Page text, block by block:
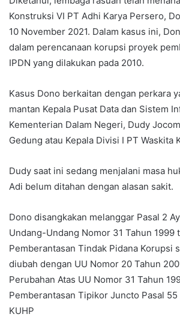
Konstruksi VI PT Adhi Karya Persero,
10 November 2021. Dalam kasus ini,
dalam perencanaan korupsi proyek
IPDN yang dilakukan pada 2010.
Kasus Dono berkaitan dengan perkara
mantan Kepala Pusat Data dan Sistem
Kementerian Dalam Negeri, Dudy
Gedung atau Kepala Divisi I PT Waskita
Dudy saat ini sedang menjalani masa
Adi belum ditahan dengan alasan sakit.
Dono disangkakan melanggar Pasal 2
Undang-Undang Nomor 31 Tahun 1999
Pemberantasan Tindak Pidana Korupsi
diubah dengan UU Nomor 20 Tahun
Perubahan Atas UU Nomor 31 Tahun
Pemberantasan Tipikor Juncto Pasal 55
KUHP